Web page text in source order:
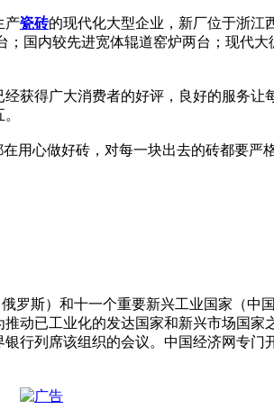
产瓷砖的现代化大型企业，新厂位于浙江
国内较先进宽体辊道窑炉两台；现代
获得广大消费者的好评，良好的服务让
用心做好砖，对每一块出去的砖都要严
罗斯）和十一个重要新兴工业国家（中
动已工业化的发达国家和新兴市场国
列席该组织的会议。中国经济网专门